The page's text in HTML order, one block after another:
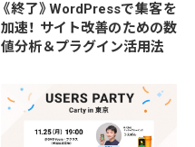
《終了》WordPressで集客を
加速！ サイト改善のための数
値分析＆プラグイン活用法